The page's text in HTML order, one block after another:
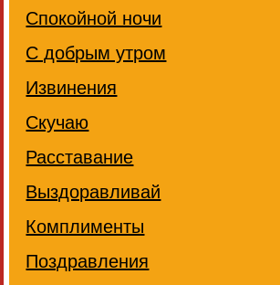
Спокойной ночи
С добрым утром
Извинения
Скучаю
Расставание
Выздоравливай
Комплименты
Поздравления